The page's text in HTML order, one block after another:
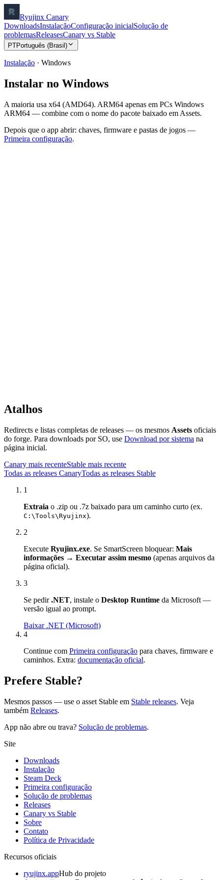
Ryujinx Canary
DownloadsInstalaçãoConfiguração inicialSolução de
problemasReleasesCanary vs Stable
PTPortuguês (Brasil)
Instalação · Windows
Instalar no Windows
A maioria usa x64 (AMD64). ARM64 apenas em PCs Windows
ARM64 — combine com o nome do pacote baixado em Assets.
Depois que o app abrir: chaves, firmware e pastas de jogos —
Primeira configuração.
Atalhos
Redirects e listas completas de releases — os mesmos Assets oficiais
do forge. Para downloads por SO, use Download por sistema na
página inicial.
Canary mais recenteStable mais recente
Todas as releases CanaryTodas as releases Stable
1
Extraia o .zip ou .7z baixado para um caminho curto (ex.
C:\Tools\Ryujinx).
2
Execute Ryujinx.exe. Se SmartScreen bloquear: Mais
informações → Executar assim mesmo (apenas arquivos da
página oficial).
3
Se pedir .NET, instale o Desktop Runtime da Microsoft —
versão igual ao prompt.
Baixar .NET (Microsoft)
4
Continue com Primeira configuração para chaves, firmware e
caminhos. Extra: documentação oficial.
Prefere Stable?
Mesmos passos — use o asset Stable em Stable releases. Veja
também Releases.
App não abre ou trava? Solução de problemas.
Site
Downloads
Instalação
Steam Deck
Primeira configuração
Solução de problemas
Releases
Canary vs Stable
Sobre
Contato
Política de Privacidade
Recursos oficiais
ryujinx.appHub do projeto